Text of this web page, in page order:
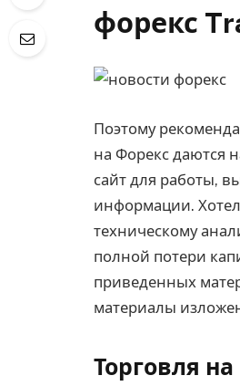
форекс
Поэтому
на Форекс даются
сайт для работы,
информации.
техническому
полной потери
приведенных
материалы
Торговля